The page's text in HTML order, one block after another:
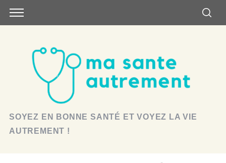
SOYEZ EN BONNE SANTÉ ET VOYEZ LA VIE
AUTREMENT !